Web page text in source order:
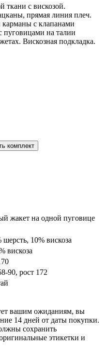
ткани с вискозой.
прямая линия плеч.
с клапанами
пуговицами на талии
Вискозная подкладка.
комплект
жакет на одной пуговице
шерсть, 10% вискоза
вискоза
90, рост 172
вашим ожиданиям, вы
14 дней от даты покупки.
сохранить
этикетки и